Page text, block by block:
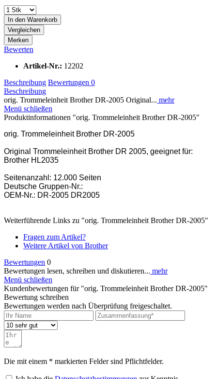
In den Warenkorb
Vergleichen
Merken
Bewerten
Artikel-Nr.: 12202
Beschreibung Bewertungen 0
Beschreibung
orig. Trommeleinheit Brother DR-2005 Original... mehr
Menü schließen
Produktinformationen "orig. Trommeleinheit Brother DR-2005"
orig. Trommeleinheit Brother DR-2005
Original Trommeleinheit Brother DR 2005, geeignet für:
Brother HL2035
Seitenanzahl: 12.000 Seiten
Deutsche Gruppen-Nr.:
OEM-Nr.: DR-2005 DR2005
Weiterführende Links zu "orig. Trommeleinheit Brother DR-2005"
Fragen zum Artikel?
Weitere Artikel von Brother
Bewertungen 0
Bewertungen lesen, schreiben und diskutieren... mehr
Menü schließen
Kundenbewertungen für "orig. Trommeleinheit Brother DR-2005"
Bewertung schreiben
Bewertungen werden nach Überprüfung freigeschaltet.
Die mit einem * markierten Felder sind Pflichtfelder.